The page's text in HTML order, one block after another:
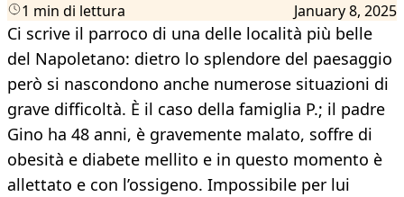
1 min di lettura January 8, 2025
Ci scrive il parroco di una delle località più belle
del Napoletano: dietro lo splendore del paesaggio
però si nascondono anche numerose situazioni di
grave difficoltà. È il caso della famiglia P.; il padre
Gino ha 48 anni, è gravemente malato, soffre di
obesità e diabete mellito e in questo momento è
allettato e con l’ossigeno. Impossibile per lui